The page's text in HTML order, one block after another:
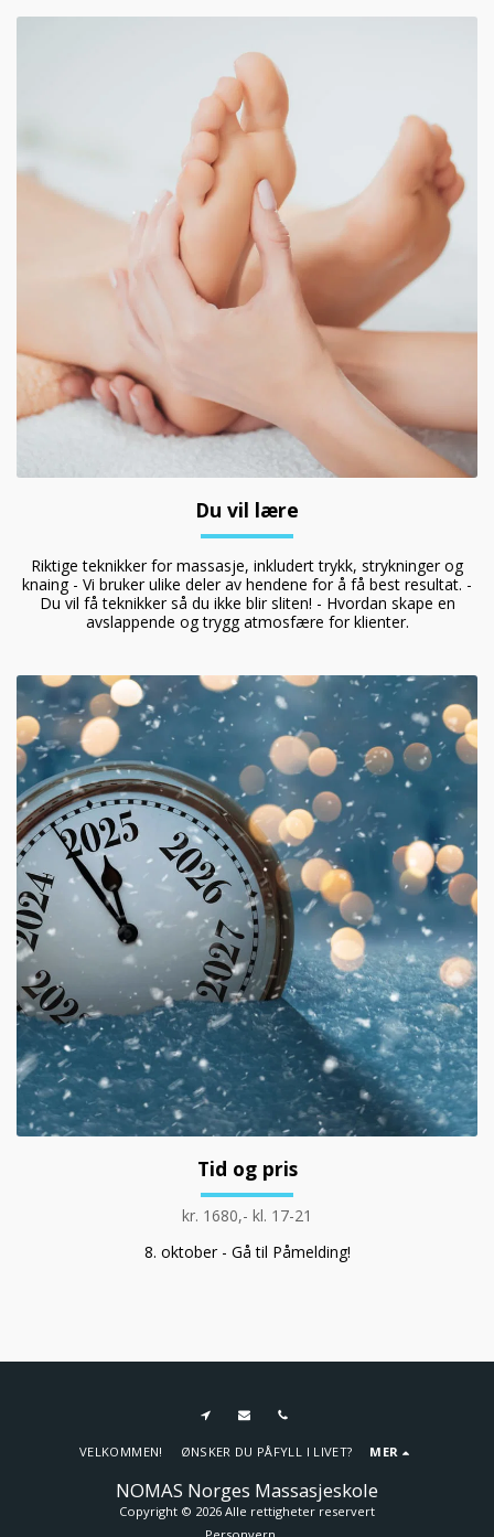
Du vil lære
Riktige teknikker for massasje, inkludert trykk, strykninger og
knaing - Vi bruker ulike deler av hendene for å få best resultat. -
Du vil få teknikker så du ikke blir sliten! - Hvordan skape en
avslappende og trygg atmosfære for klienter.
Tid og pris
kr. 1680,- kl. 17-21
8. oktober - Gå til Påmelding!
NOMAS Norges Massasjeskole
Copyright © 2026 Alle rettigheter reservert
Personvern
VELKOMMEN! ØNSKER DU PÅFYLL I LIVET? MER